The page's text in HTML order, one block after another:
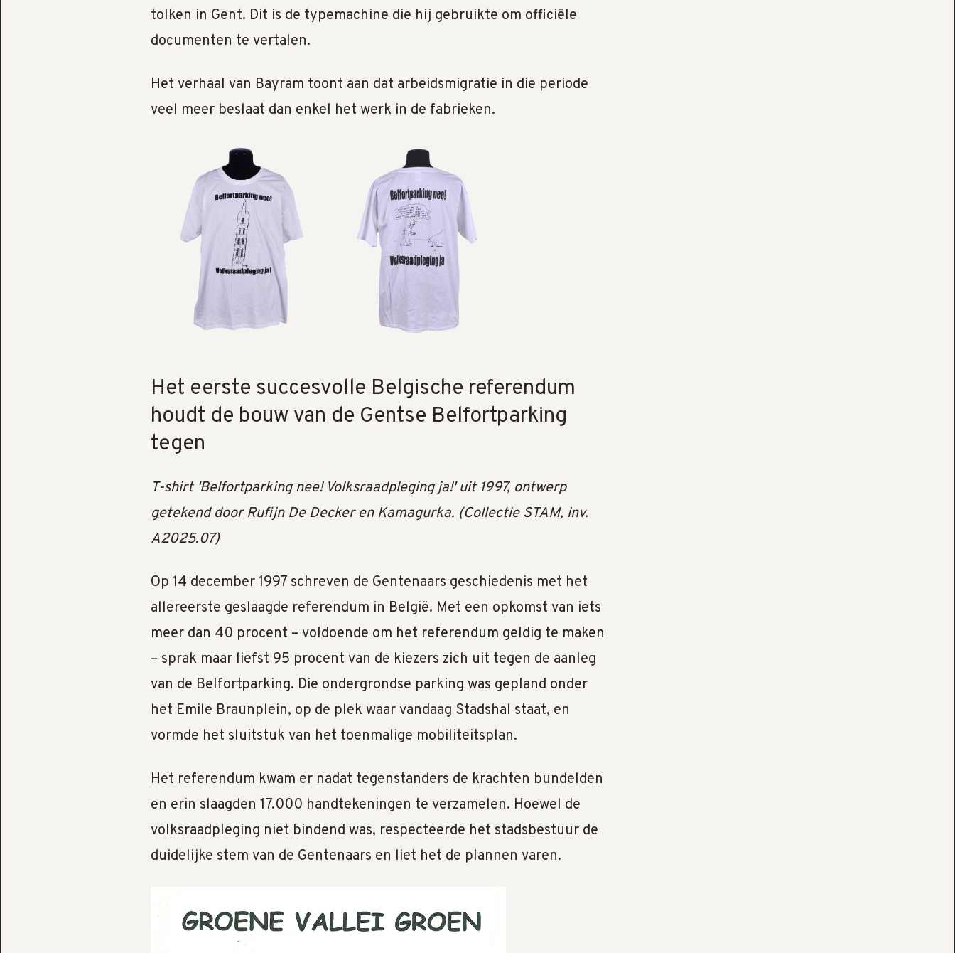
tolken in Gent. Dit is de typemachine die hij gebruikte om officiële
documenten te vertalen.
Het verhaal van Bayram toont aan dat arbeidsmigratie in die periode
veel meer beslaat dan enkel het werk in de fabrieken.
Het eerste succesvolle Belgische referendum
houdt de bouw van de Gentse Belfortparking
tegen
T-shirt 'Belfortparking nee! Volksraadpleging ja!' uit 1997, ontwerp
getekend door Rufijn De Decker en Kamagurka. (Collectie STAM, inv.
A2025.07)
Op 14 december 1997 schreven de Gentenaars geschiedenis met het
allereerste geslaagde referendum in België. Met een opkomst van iets
meer dan 40 procent – voldoende om het referendum geldig te maken
– sprak maar liefst 95 procent van de kiezers zich uit tegen de aanleg
van de Belfortparking. Die ondergrondse parking was gepland onder
het Emile Braunplein, op de plek waar vandaag Stadshal staat, en
vormde het sluitstuk van het toenmalige mobiliteitsplan.
Het referendum kwam er nadat tegenstanders de krachten bundelden
en erin slaagden 17.000 handtekeningen te verzamelen. Hoewel de
volksraadpleging niet bindend was, respecteerde het stadsbestuur de
duidelijke stem van de Gentenaars en liet het de plannen varen.